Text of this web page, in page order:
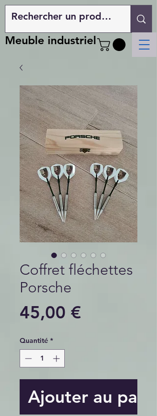
Meuble industriel
Coffret fléchettes
Porsche
45,00 €Prix
Quantité *
Ajouter au